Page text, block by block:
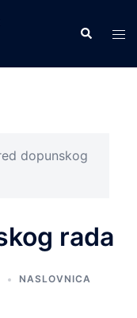
Search
dopunskog
rada
NASLOVNICA